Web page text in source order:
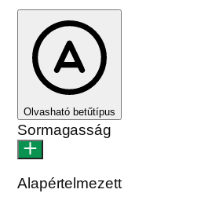
Olvasható betűtípus
Sormagasság
Alapértelmezett